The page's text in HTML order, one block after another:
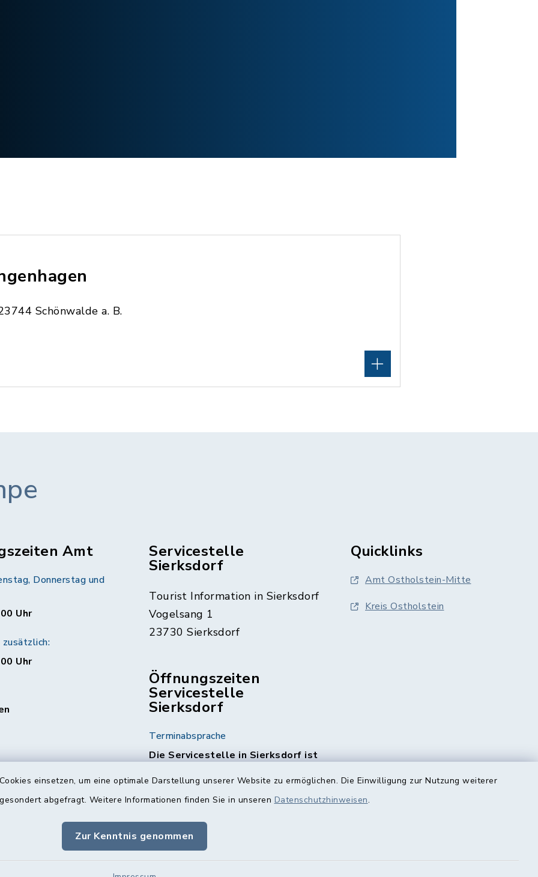
einsetzen, um eine optimale Darstellung unserer Website zu ermöglichen. Die Einwilligung zur Nutzung weiterer
abgefragt. Weitere Informationen finden Sie in unseren Datenschutzhinweisen.
Zur Kenntnis genommen
Schönwalde a. B.
Amt
Donnerstag und
Uhr
Uhr
Servicestelle
Sierksdorf
Tourist Information in Sierksdorf
Vogelsang 1
23730 Sierksdorf
Öffnungszeiten
Servicestelle
Sierksdorf
Terminabsprache
Die Servicestelle in Sierksdorf ist
geöffnet. Hierzu ist eine
Terminabsprache erforderlich.
Die Kontaktdaten finden Sie
Nächste Termine:
Quicklinks
Amt Ostholstein-Mitte
Kreis Ostholstein